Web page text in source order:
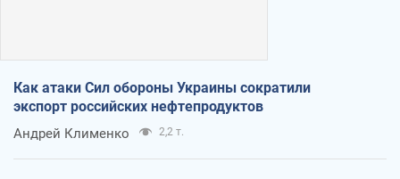
Как атаки Сил обороны Украины сократили
экспорт российских нефтепродуктов
Андрей Клименко 2,2 т.